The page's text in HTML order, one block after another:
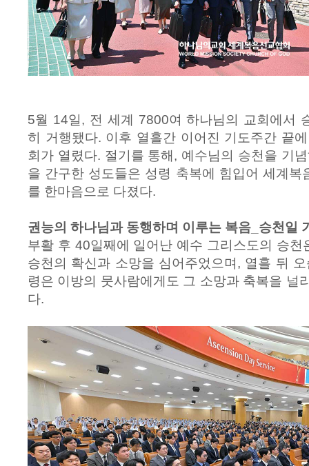
5월 14일, 전 세계 7800여 하나님의 교회에서
히 거행됐다. 이후 열흘간 이어진 기도주간 끝
회가 열렸다. 절기를 통해, 예수님의 승천을 기
을 간구한 성도들은 성령 축복에 힘입어 세계복
를 한마음으로 다졌다.
권능의 하나님과 동행하며 이루는 복음_승천일
부활 후 40일째에 일어난 예수 그리스도의 승천
승천의 확신과 소망을 심어주었으며, 열흘 뒤
령은 이방의 뭇사람에게도 그 소망과 축복을 널
다.